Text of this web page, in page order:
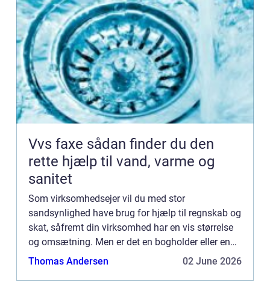
Vvs faxe sådan finder du den
rette hjælp til vand, varme og
sanitet
Som virksomhedsejer vil du med stor
sandsynlighed have brug for hjælp til regnskab og
skat, såfremt din virksomhed har en vis størrelse
og omsætning. Men er det en bogholder eller en
revisor, du har brug for? Hvad er en bogho...
Thomas Andersen 02 June 2026